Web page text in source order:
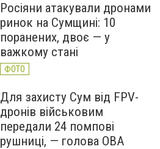
Росіяни атакували дронами
ринок на Сумщині: 10
поранених, двоє — у
важкому стані
ФОТО
Для захисту Сум від FPV-
дронів військовим
передали 24 помпові
рушниці, — голова ОВА